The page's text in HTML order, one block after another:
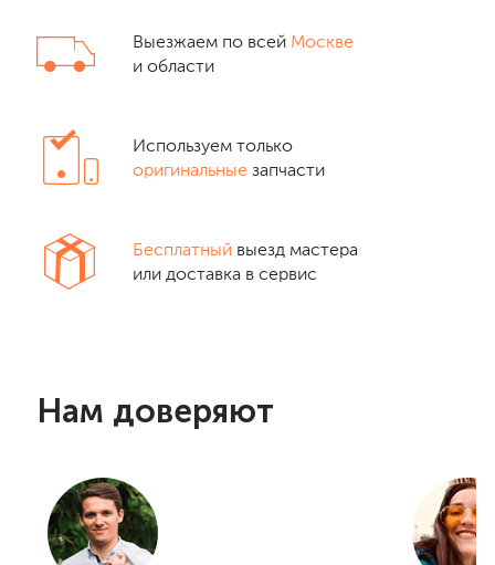
Выезжаем по всей Москве
и области
Используем только
оригинальные запчасти
Бесплатный выезд мастера
или доставка в сервис
Нам доверяют